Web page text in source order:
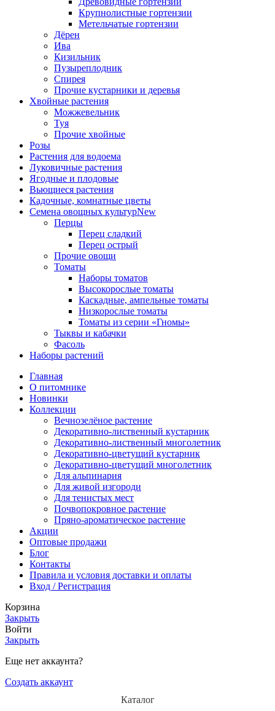
Крупнолистные гортензии
Метельчатые гортензии
Дёрен
Ива
Кизильник
Пузыреплодник
Спирея
Прочие кустарники и деревья
Хвойные растения
Можжевельник
Туя
Прочие хвойные
Розы
Растения для водоема
Луковичные растения
Ягодные и плодовые
Вьющиеся растения
Кадочные, комнатные цветы
Семена овощных культурNew
Перцы
Перец сладкий
Перец острый
Прочие овощи
Томаты
Наборы томатов
Высокорослые томаты
Каскадные, ампельные томаты
Низкорослые томаты
Томаты из серии «Гномы»
Тыквы и кабачки
Фасоль
Наборы растений
Главная
О питомнике
Новинки
Коллекции
Вечнозелёное растение
Декоративно-лиственный кустарник
Декоративно-лиственный многолетник
Декоративно-цветущий кустарник
Декоративно-цветущий многолетник
Для альпинария
Для живой изгороди
Для тенистых мест
Почвопокровное растение
Пряно-ароматическое растение
Акции
Оптовые продажи
Блог
Контакты
Правила и условия доставки и оплаты
Вход / Регистрация
Корзина
Закрыть
Войти
Закрыть
Еще нет аккаунта?
Создать аккаунт
Каталог